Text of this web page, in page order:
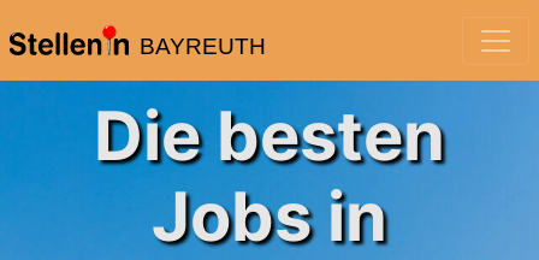
BAYREUTH
Die besten
Jobs in